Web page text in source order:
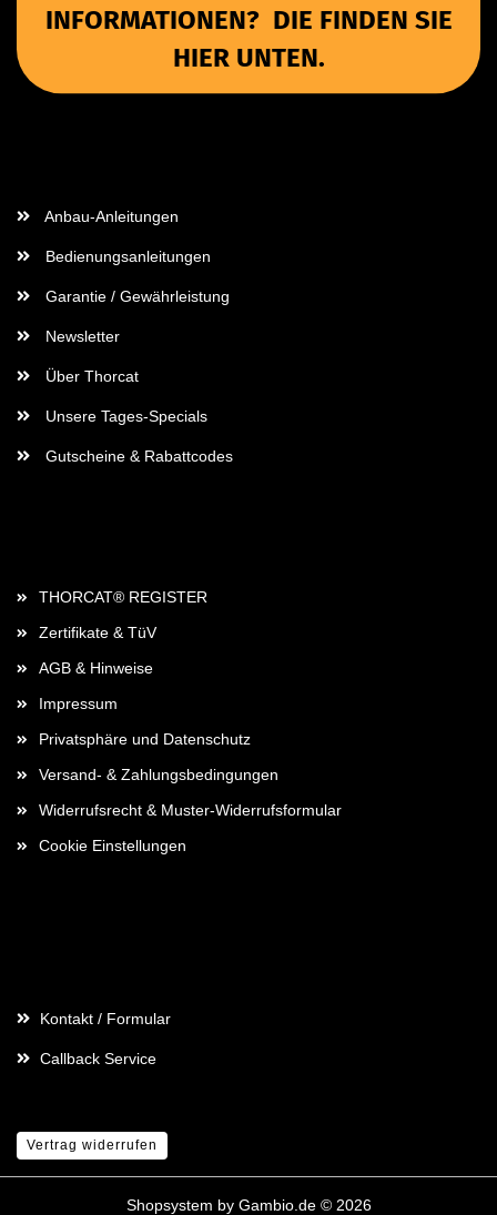
INFORMATIONEN? DIE FINDEN SIE
HIER UNTEN.
Anbau-Anleitungen
Bedienungsanleitungen
Garantie / Gewährleistung
Newsletter
Über Thorcat
Unsere Tages-Specials
Gutscheine & Rabattcodes
THORCAT® REGISTER
Zertifikate & TüV
AGB & Hinweise
Impressum
Privatsphäre und Datenschutz
Versand- & Zahlungsbedingungen
Widerrufsrecht & Muster-Widerrufsformular
Cookie Einstellungen
Kontakt / Formular
Callback Service
Vertrag widerrufen
Shopsystem by Gambio.de © 2026